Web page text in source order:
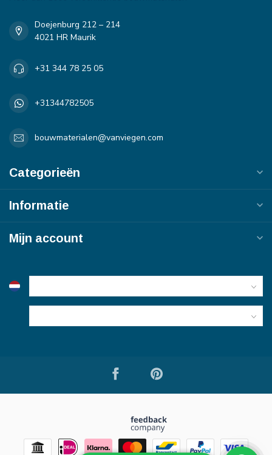
Doejenburg 212 – 214
4021 HR Maurik
+31 344 78 25 05
+31344782505
bouwmaterialen@vanviegen.com
Categorieën
Informatie
Mijn account